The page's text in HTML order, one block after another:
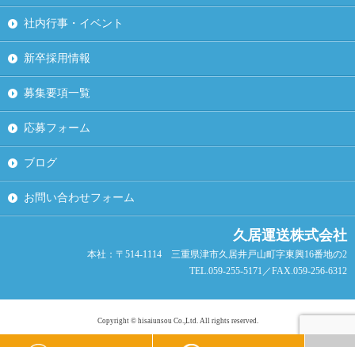
社内行事・イベント
新卒採用情報
募集要項一覧
応募フォーム
ブログ
お問い合わせフォーム
久居運送株式会社
本社：〒514-1114 三重県津市久居井戸山町字東興16番地の2
TEL.059-255-5171／FAX.059-256-6312
Copyright © hisaiunsou Co.,Ltd. All rights reserved.